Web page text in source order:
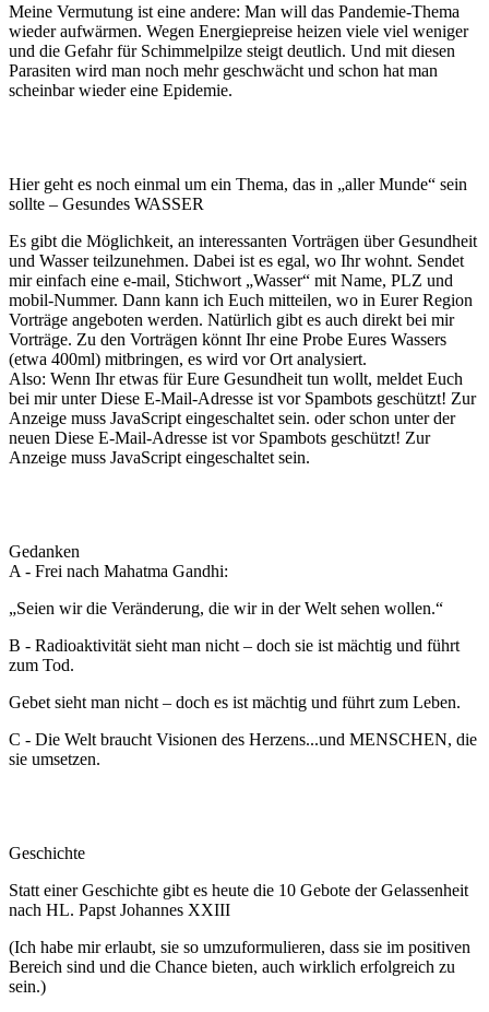
Meine Vermutung ist eine andere: Man will das Pandemie-Thema
wieder aufwärmen. Wegen Energiepreise heizen viele viel weniger
und die Gefahr für Schimmelpilze steigt deutlich. Und mit diesen
Parasiten wird man noch mehr geschwächt und schon hat man
scheinbar wieder eine Epidemie.
Hier geht es noch einmal um ein Thema, das in „aller Munde“ sein
sollte – Gesundes WASSER
Es gibt die Möglichkeit, an interessanten Vorträgen über Gesundheit
und Wasser teilzunehmen. Dabei ist es egal, wo Ihr wohnt. Sendet
mir einfach eine e-mail, Stichwort „Wasser“ mit Name, PLZ und
mobil-Nummer. Dann kann ich Euch mitteilen, wo in Eurer Region
Vorträge angeboten werden. Natürlich gibt es auch direkt bei mir
Vorträge. Zu den Vorträgen könnt Ihr eine Probe Eures Wassers
(etwa 400ml) mitbringen, es wird vor Ort analysiert.
Also: Wenn Ihr etwas für Eure Gesundheit tun wollt, meldet Euch
bei mir unterDiese E-Mail-Adresse ist vor Spambots geschützt! Zur
Anzeige muss JavaScript eingeschaltet sein. oder schon unter der
neuen Diese E-Mail-Adresse ist vor Spambots geschützt! Zur
Anzeige muss JavaScript eingeschaltet sein.
Gedanken
A - Frei nach Mahatma Gandhi:
„Seien wir die Veränderung, die wir in der Welt sehen wollen.“
B - Radioaktivität sieht man nicht – doch sie ist mächtig und führt
zum Tod.
Gebet sieht man nicht – doch es ist mächtig und führt zum Leben.
C - Die Welt braucht Visionen des Herzens...und MENSCHEN, die
sie umsetzen.
Geschichte
Statt einer Geschichte gibt es heute die 10 Gebote der Gelassenheit
nach HL. Papst Johannes XXIII
(Ich habe mir erlaubt, sie so umzuformulieren, dass sie im positiven
Bereich sind und die Chance bieten, auch wirklich erfolgreich zu
sein.)